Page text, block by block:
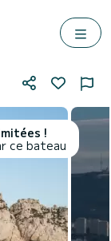
!
ce bateau